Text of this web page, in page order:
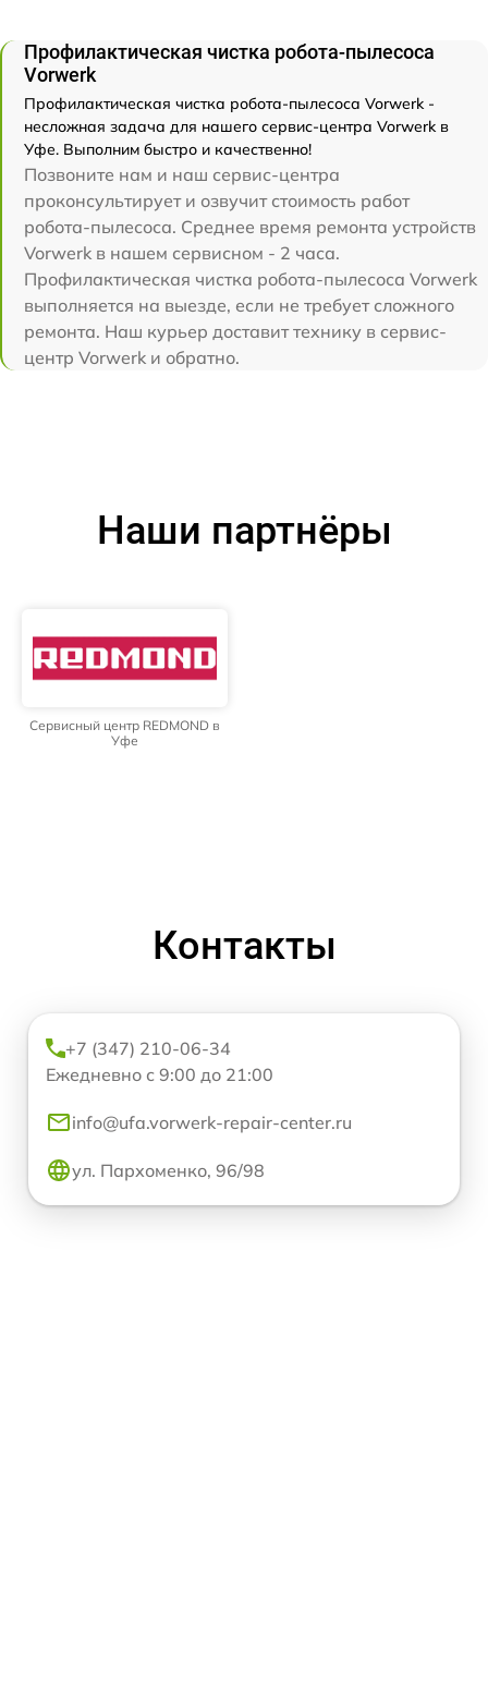
Профилактическая чистка робота-пылесоса
Vorwerk
Профилактическая чистка робота-пылесоса Vorwerk -
несложная задача для нашего сервис-центра Vorwerk в
Уфе. Выполним быстро и качественно!
Позвоните нам и наш сервис-центра
проконсультирует и озвучит стоимость работ
робота-пылесоса. Среднее время ремонта устройств
Vorwerk в нашем сервисном - 2 часа.
Профилактическая чистка робота-пылесоса Vorwerk
выполняется на выезде, если не требует сложного
ремонта. Наш курьер доставит технику в сервис-
центр Vorwerk и обратно.
Наши партнёры
Сервисный центр REDMOND в
Уфе
Контакты
+7 (347) 210-06-34
Ежедневно с 9:00 до 21:00
info@ufa.vorwerk-repair-center.ru
ул. Пархоменко, 96/98